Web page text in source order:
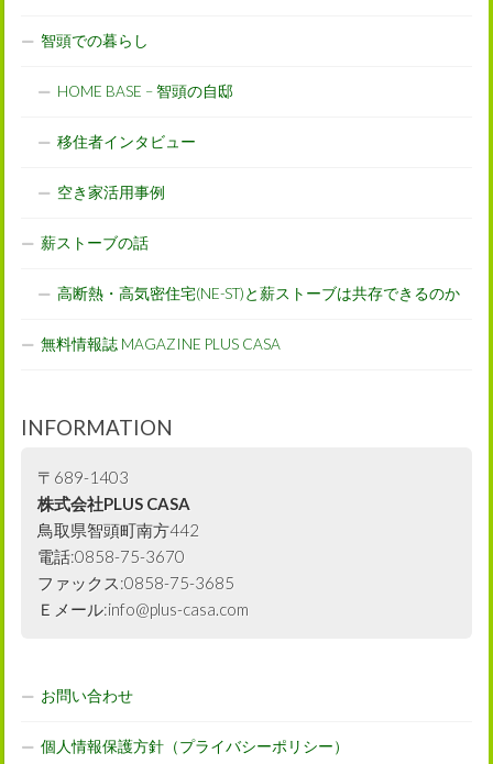
智頭での暮らし
HOME BASE – 智頭の自邸
移住者インタビュー
空き家活用事例
薪ストーブの話
高断熱・高気密住宅(NE-ST)と薪ストーブは共存できるのか
無料情報誌 MAGAZINE PLUS CASA
INFORMATION
〒689-1403
株式会社PLUS CASA
鳥取県智頭町南方442
電話:0858-75-3670
ファックス:0858-75-3685
Ｅメール:info@plus-casa.com
お問い合わせ
個人情報保護方針（プライバシーポリシー）